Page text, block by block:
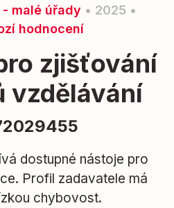
malé úřady • 2025 •
hodnocení
zjišťování
vzdělávání
dostupné nástoje pro
Profil zadavatele má
chybovost.